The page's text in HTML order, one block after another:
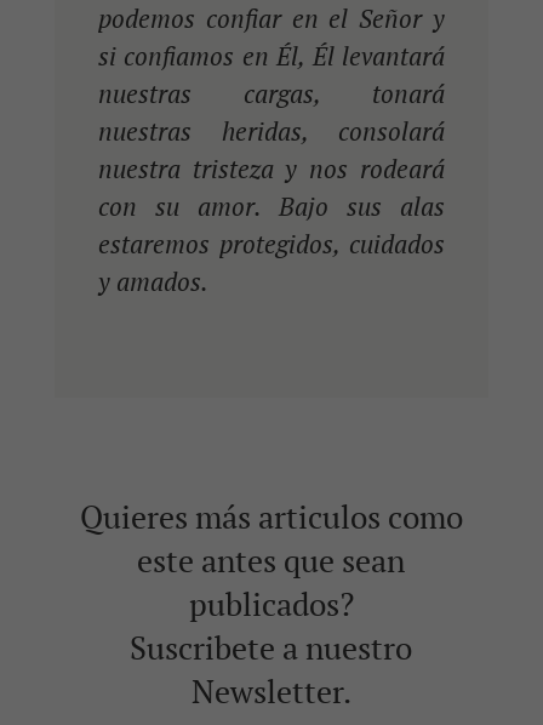
podemos confiar en el Señor y
si confiamos en Él, Él levantará
nuestras cargas, tonará
nuestras heridas, consolará
nuestra tristeza y nos rodeará
con su amor. Bajo sus alas
estaremos protegidos, cuidados
y amados.
Quieres más articulos como
este antes que sean
publicados?
Suscribete a nuestro
Newsletter.